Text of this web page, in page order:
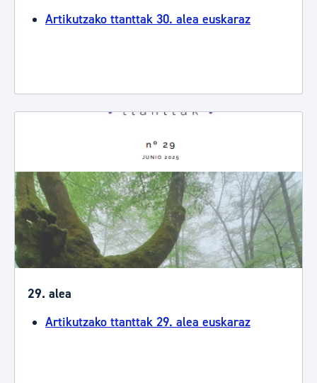
Artikutzako ttanttak 30. alea euskaraz
29. alea
Artikutzako ttanttak 29. alea euskaraz